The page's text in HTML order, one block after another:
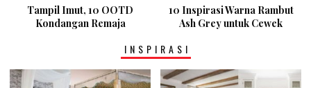
Tampil Imut, 10 OOTD
Kondangan Remaja
10 Inspirasi Warna Rambut
Ash Grey untuk Cewek
INSPIRASI